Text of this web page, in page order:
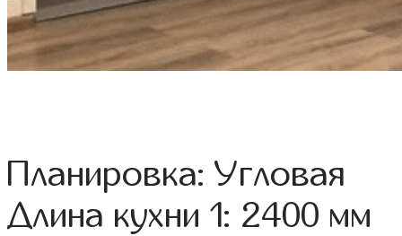
Планировка: Угловая
Длина кухни 1: 2400 мм